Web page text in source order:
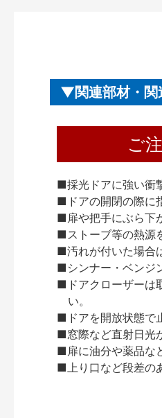
関連部材・関
ご
■採光ドアに強い衝
■ドアの開閉の際に
■扉や把手にぶら下
■ストーブ等の熱源
■汚れが付いた場合
■シンナー・ベンジ
■ドアクローザーは
い。
■ドアを開放状態で
■窓際など直射日光
■扉に油分や薬品な
■上り口など段差の